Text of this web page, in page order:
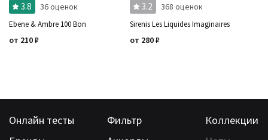
3.8 36 оценок
Ebene & Ambre 100 Bon
от 210₽
3.2 368 оценок
Sirenis Les Liquides Imaginaires
от 280₽
Онлайн тесты Фильтр
Коллекции